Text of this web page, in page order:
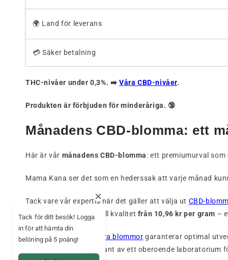
🌍 Land för leverans
💳 Säker betalning
THC-nivåer under 0,3%. ➡️Våra CBD-nivåer.
Produkten är förbjuden för minderåriga. 🔞
Månadens CBD-blomma: ett
Här är vår månadens CBD-blomma: ett premiumurval
Mama Kana ser det som en hederssak att varje månad
Tack vare vår expertis när det gäller att välja ut CBD-
blommor av exceptionell kvalitet från 10,96 kr per gram –
Växthusodlingen av våra blommor garanterar optimal
parti analyseras noggrant av ett oberoende
Tack för ditt besök! Logga
in för att hämta din
belöning på 5 poäng!